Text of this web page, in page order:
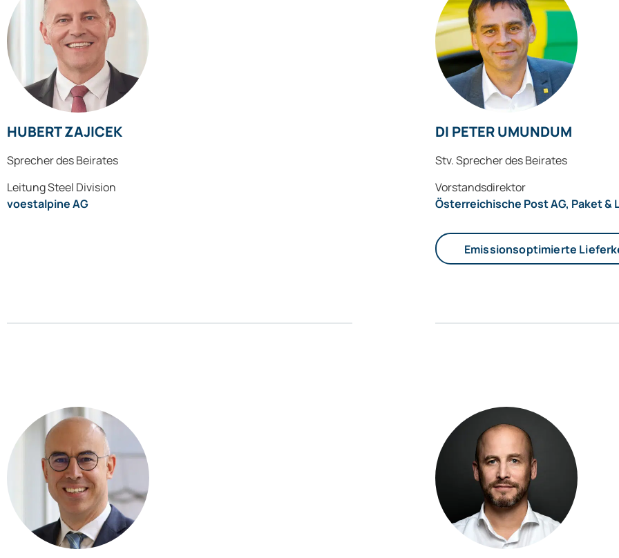
HUBERT ZAJICEK
Sprecher des Beirates
Leitung Steel Division
voestalpine AG
DI PETER UMUNDUM
Stv. Sprecher des Beirates
Vorstandsdirektor
Österreichische Post AG, Paket &
Emissionsoptimierte